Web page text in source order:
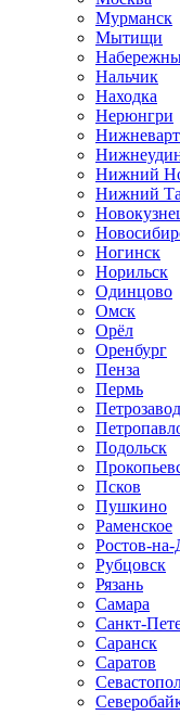
Мурманск
Мытищи
Нальчик
Находка
Нерюнгри
Нижний
Нижний
Ногинск
Норильск
Одинцово
Омск
Орёл
Оренбург
Пенза
Пермь
Подольск
Псков
Пушкино
Раменское
Ростов-
Рубцовск
Рязань
Самара
Санкт-
Саранск
Саратов